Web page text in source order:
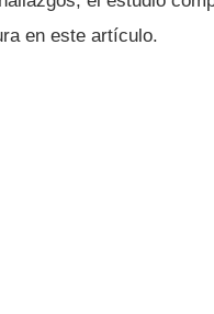
en este artículo.